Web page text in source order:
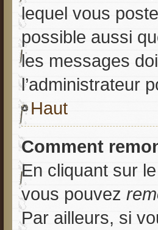
lequel vous
possible aussi
les messages
l’administrateur
Haut
Comment
En cliquant sur
vous pouvez
Par ailleurs, si